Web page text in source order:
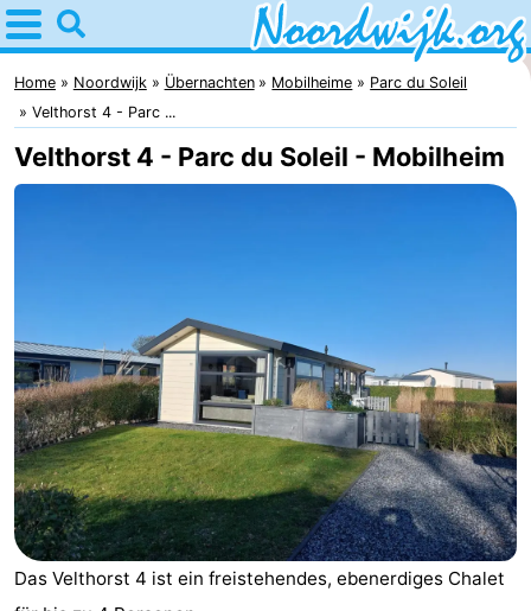
Home
Noordwijk
Tipps
Für
Campingplätze
Ferienhäuser
-
De
Gouden
-
De
-
Home Noordwijk Übernachten Mobilheime
Parc du Soleil
Velthorst 4 - Parc ...
Velthorst 4 - Parc du Soleil - Mobilheim
Das Velthorst 4 ist ein freistehendes, ebenerdiges Chalet